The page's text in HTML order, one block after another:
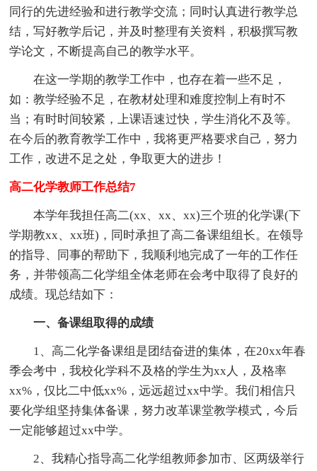
同行的先进经验和进行教学交流；同时认真进行教学总
结，写好教学后记，并及时整理有关资料，积极撰写教
学论文，不断提高自己的教学水平。
在这一学期的教学工作中，也存在着一些不足，
如：教学经验不足，在教材处理和难度控制上有时不
当；有时时间较紧，上课语速过快，学生消化不及等。
在今后的教育教学工作中，我将更严格要求自己，努力
工作，改进不足之处，争取更大的进步！
高二化学教师工作总结7
本学年我担任高二(xx、xx、xx)三个班的化学课(下
学期教xx、xx班)，同时承担了高二备课组组长。在领导
的指导、同事的帮助下，我顺利地完成了一年的工作任
务，并带领高二化学组全体老师在会考中取得了良好的
成绩。现总结如下：
一、备课组取得的成绩
1、高二化学备课组是团结奋进的集体，在20xx年春
季会考中，我校化学科不及格的学生为xx人，及格率
xx%，仅比二中低xx%，远远超过xx中学。我们相信只
要化学组坚持集体备课，努力改革课堂教学模式，今后
一定能够超过xx中学。
2、我精心指导高二化学组教师参加市、区两级举行